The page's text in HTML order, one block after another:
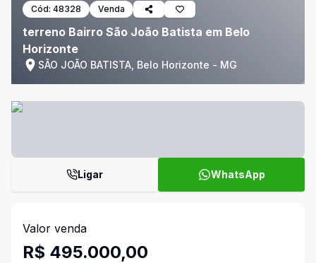
Cód: 48328 Venda
terreno Bairro São João Batista em Belo
Horizonte
SÃO JOÃO BATISTA, Belo Horizonte - MG
Ligar WhatsApp
Valor venda
R$ 495.000,00